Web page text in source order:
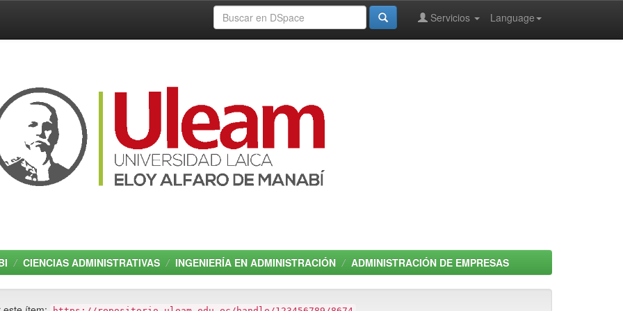
Language
Servicios
CIENCIAS ADMINISTRATIVAS INGENIERÍA EN ADMINISTRACIÓN ADMINISTRACIÓN DE EMPRESAS